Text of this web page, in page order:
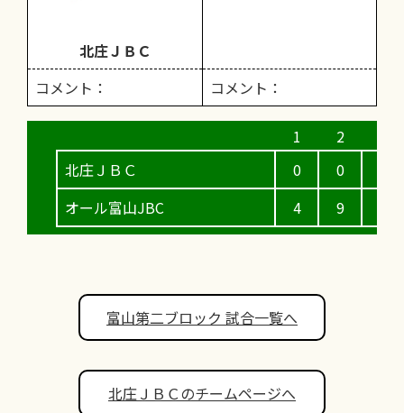
北庄ＪＢＣ
コメント： コメント：
北庄ＪＢＣ
オール富山JBC
0
4
0
9
富山第二ブロック 試合一覧へ
北庄ＪＢＣのチームページへ